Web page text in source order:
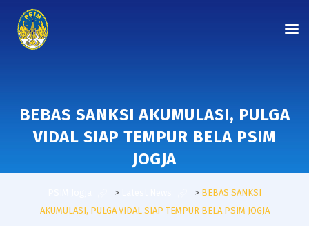
BEBAS SANKSI AKUMULASI, PULGA
VIDAL SIAP TEMPUR BELA PSIM
JOGJA
> > BEBAS SANKSI
AKUMULASI, PULGA VIDAL SIAP TEMPUR BELA PSIM JOGJA